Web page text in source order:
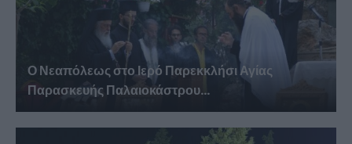
Ο Νεαπόλεως στο Ιερό Παρεκκλήσι Αγίας
Παρασκευής Παλαιοκάστρου...